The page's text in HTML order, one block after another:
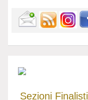
Sezioni Finalisti